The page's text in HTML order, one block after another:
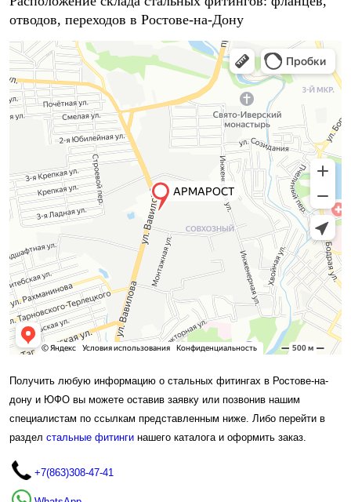
отводов, переходов в Ростове-на-Дону
Получить любую информацию о стальных фитингах в Ростове-на-
дону и ЮФО вы можете оставив заявку или позвонив нашим
специалистам по ссылкам представленным ниже. Либо перейти в
раздел стальные фитинги нашего каталога и оформить заказ.
+7(863)308-47-41